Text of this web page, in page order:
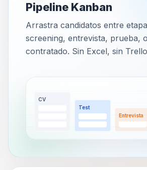
Pipeline Kanban
Arrastra candidatos entre
screening, entrevista, prueba,
contratado. Sin Excel, sin
CV
Test
Entrevista